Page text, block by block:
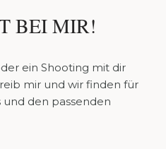
BEI MIR!
ein Shooting mit dir
mir und wir finden für
und den passenden